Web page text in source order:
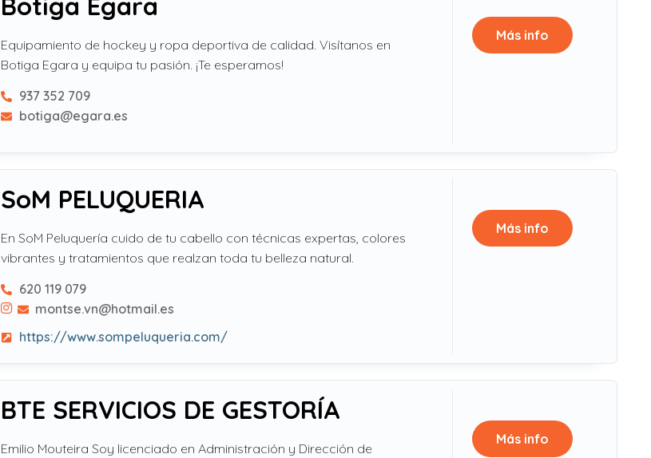
Equipamiento de hockey y ropa deportiva de calidad. Visítanos en
Botiga Egara y equipa tu pasión. ¡Te esperamos!
937 352 709
botiga@egara.es
Más info
SoM PELUQUERIA
En SoM Peluquería cuido de tu cabello con técnicas expertas, colores
vibrantes y tratamientos que realzan toda tu belleza natural.
620 119 079
montse.vn@hotmail.es
https://www.sompeluqueria.com/
Más info
BTE SERVICIOS DE GESTORÍA
Emilio Mouteira Soy licenciado en Administración y Dirección de
Más info